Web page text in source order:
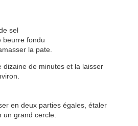
sel
beurre fondu
la pate.
dizaine de minutes et la laisser
en deux parties égales, étaler
grand cercle.